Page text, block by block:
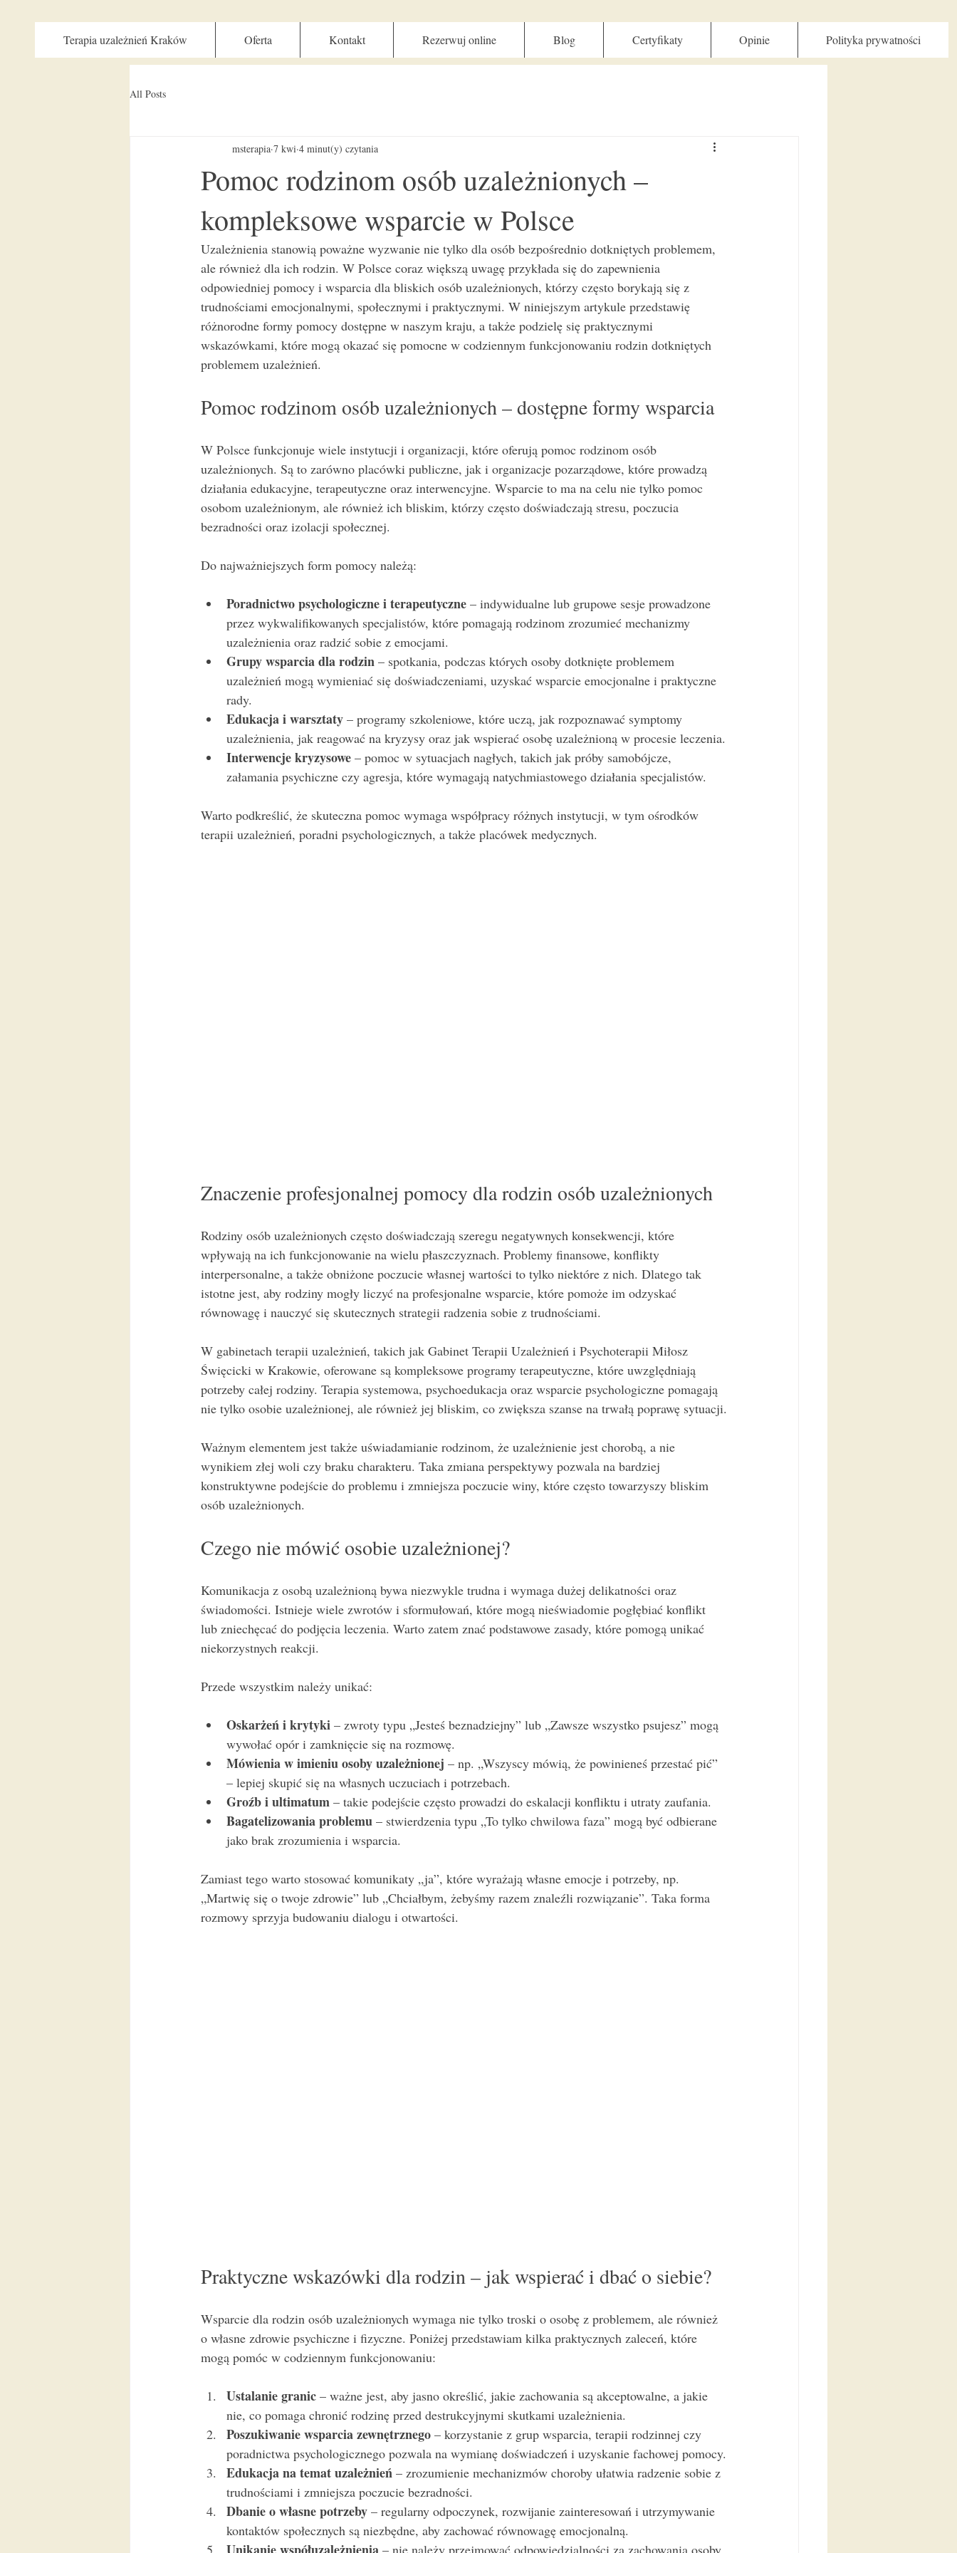
Terapia uzależnień Kraków Oferta Kontakt Rezerwuj online Blog Certyfikaty Opinie Polityka prywatności
All Posts
Pomoc rodzinom osób uzależnionych –
kompleksowe wsparcie w Polsce
msterapia 7 kwi 4 minut(y) czytania
Uzależnienia stanowią poważne wyzwanie nie tylko dla osób bezpośrednio dotkniętych problemem,
ale również dla ich rodzin. W Polsce coraz większą uwagę przykłada się do zapewnienia
odpowiedniej pomocy i wsparcia dla bliskich osób uzależnionych, którzy często borykają się z
trudnościami emocjonalnymi, społecznymi i praktycznymi. W niniejszym artykule przedstawię
różnorodne formy pomocy dostępne w naszym kraju, a także podzielę się praktycznymi
wskazówkami, które mogą okazać się pomocne w codziennym funkcjonowaniu rodzin dotkniętych
problemem uzależnień.
Pomoc rodzinom osób uzależnionych – dostępne formy wsparcia
W Polsce funkcjonuje wiele instytucji i organizacji, które oferują pomoc rodzinom osób
uzależnionych. Są to zarówno placówki publiczne, jak i organizacje pozarządowe, które prowadzą
działania edukacyjne, terapeutyczne oraz interwencyjne. Wsparcie to ma na celu nie tylko pomoc
osobom uzależnionym, ale również ich bliskim, którzy często doświadczają stresu, poczucia
bezradności oraz izolacji społecznej.
Do najważniejszych form pomocy należą:
Poradnictwo psychologiczne i terapeutyczne – indywidualne lub grupowe sesje prowadzone
przez wykwalifikowanych specjalistów, które pomagają rodzinom zrozumieć mechanizmy
uzależnienia oraz radzić sobie z emocjami.
Grupy wsparcia dla rodzin – spotkania, podczas których osoby dotknięte problemem
uzależnień mogą wymieniać się doświadczeniami, uzyskać wsparcie emocjonalne i praktyczne
rady.
Edukacja i warsztaty – programy szkoleniowe, które uczą, jak rozpoznawać symptomy
uzależnienia, jak reagować na kryzysy oraz jak wspierać osobę uzależnioną w procesie leczenia.
Interwencje kryzysowe – pomoc w sytuacjach nagłych, takich jak próby samobójcze,
załamania psychiczne czy agresja, które wymagają natychmiastowego działania specjalistów.
Warto podkreślić, że skuteczna pomoc wymaga współpracy różnych instytucji, w tym ośrodków
terapii uzależnień, poradni psychologicznych, a także placówek medycznych.
Znaczenie profesjonalnej pomocy dla rodzin osób uzależnionych
Rodziny osób uzależnionych często doświadczają szeregu negatywnych konsekwencji, które
wpływają na ich funkcjonowanie na wielu płaszczyznach. Problemy finansowe, konflikty
interpersonalne, a także obniżone poczucie własnej wartości to tylko niektóre z nich. Dlatego tak
istotne jest, aby rodziny mogły liczyć na profesjonalne wsparcie, które pomoże im odzyskać
równowagę i nauczyć się skutecznych strategii radzenia sobie z trudnościami.
W gabinetach terapii uzależnień, takich jak Gabinet Terapii Uzależnień i Psychoterapii Miłosz
Święcicki w Krakowie, oferowane są kompleksowe programy terapeutyczne, które uwzględniają
potrzeby całej rodziny. Terapia systemowa, psychoedukacja oraz wsparcie psychologiczne pomagają
nie tylko osobie uzależnionej, ale również jej bliskim, co zwiększa szanse na trwałą poprawę sytuacji.
Ważnym elementem jest także uświadamianie rodzinom, że uzależnienie jest chorobą, a nie
wynikiem złej woli czy braku charakteru. Taka zmiana perspektywy pozwala na bardziej
konstruktywne podejście do problemu i zmniejsza poczucie winy, które często towarzyszy bliskim
osób uzależnionych.
Czego nie mówić osobie uzależnionej?
Komunikacja z osobą uzależnioną bywa niezwykle trudna i wymaga dużej delikatności oraz
świadomości. Istnieje wiele zwrotów i sformułowań, które mogą nieświadomie pogłębiać konflikt
lub zniechęcać do podjęcia leczenia. Warto zatem znać podstawowe zasady, które pomogą unikać
niekorzystnych reakcji.
Przede wszystkim należy unikać:
Oskarżeń i krytyki – zwroty typu „Jesteś beznadziejny” lub „Zawsze wszystko psujesz” mogą
wywołać opór i zamknięcie się na rozmowę.
Mówienia w imieniu osoby uzależnionej – np. „Wszyscy mówią, że powinieneś przestać pić”
– lepiej skupić się na własnych uczuciach i potrzebach.
Groźb i ultimatum – takie podejście często prowadzi do eskalacji konfliktu i utraty zaufania.
Bagatelizowania problemu – stwierdzenia typu „To tylko chwilowa faza” mogą być odbierane
jako brak zrozumienia i wsparcia.
Zamiast tego warto stosować komunikaty „ja”, które wyrażają własne emocje i potrzeby, np.
„Martwię się o twoje zdrowie” lub „Chciałbym, żebyśmy razem znaleźli rozwiązanie”. Taka forma
rozmowy sprzyja budowaniu dialogu i otwartości.
Praktyczne wskazówki dla rodzin – jak wspierać i dbać o siebie?
Wsparcie dla rodzin osób uzależnionych wymaga nie tylko troski o osobę z problemem, ale również
o własne zdrowie psychiczne i fizyczne. Poniżej przedstawiam kilka praktycznych zaleceń, które
mogą pomóc w codziennym funkcjonowaniu:
Ustalanie granic – ważne jest, aby jasno określić, jakie zachowania są akceptowalne, a jakie
nie, co pomaga chronić rodzinę przed destrukcyjnymi skutkami uzależnienia.
Poszukiwanie wsparcia zewnętrznego – korzystanie z grup wsparcia, terapii rodzinnej czy
poradnictwa psychologicznego pozwala na wymianę doświadczeń i uzyskanie fachowej pomocy.
Edukacja na temat uzależnień – zrozumienie mechanizmów choroby ułatwia radzenie sobie z
trudnościami i zmniejsza poczucie bezradności.
Dbanie o własne potrzeby – regularny odpoczynek, rozwijanie zainteresowań i utrzymywanie
kontaktów społecznych są niezbędne, aby zachować równowagę emocjonalną.
Unikanie współuzależnienia – nie należy przejmować odpowiedzialności za zachowania osoby